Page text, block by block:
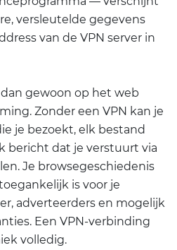
versleutelde gegevens
van de VPN server in
gewoon op het web
Zonder een VPN kan je
je bezoekt, elk bestand
bericht dat je verstuurt via
Je browsegeschiedenis
is voor je
adverteerders en mogelijk
Een VPN-verbinding
volledig.